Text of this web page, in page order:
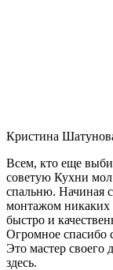
Кристина
Всем, кто еще
советую Кухни
спальню. Начиная
монтажом никаких
быстро и
Огромное спасибо
Это мастер своего
здесь.